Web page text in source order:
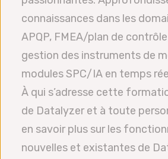
connaissances dans les
APQP, FMEA/plan de
gestion des instruments de
modules SPC/IA en temps
À qui s’adresse cette
de Datalyzer et à toute
en savoir plus sur les
nouvelles et existantes de